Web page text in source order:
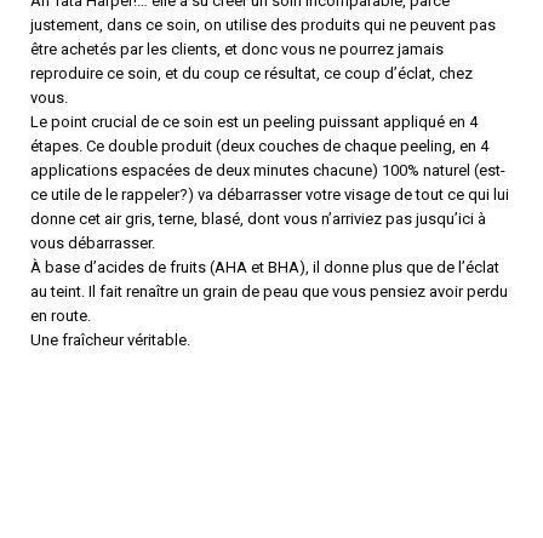
justement, dans ce soin, on utilise des produits qui ne peuvent pas
être achetés par les clients, et donc vous ne pourrez jamais
reproduire ce soin, et du coup ce résultat, ce coup d’éclat, chez
vous.
Le point crucial de ce soin est un peeling puissant appliqué en 4
étapes. Ce double produit (deux couches de chaque peeling, en 4
applications espacées de deux minutes chacune) 100% naturel (est-
ce utile de le rappeler?) va débarrasser votre visage de tout ce qui lui
donne cet air gris, terne, blasé, dont vous n’arriviez pas jusqu’ici à
vous débarrasser.
À base d’acides de fruits (AHA et BHA), il donne plus que de l’éclat
au teint. Il fait renaître un grain de peau que vous pensiez avoir perdu
en route.
Une fraîcheur véritable.